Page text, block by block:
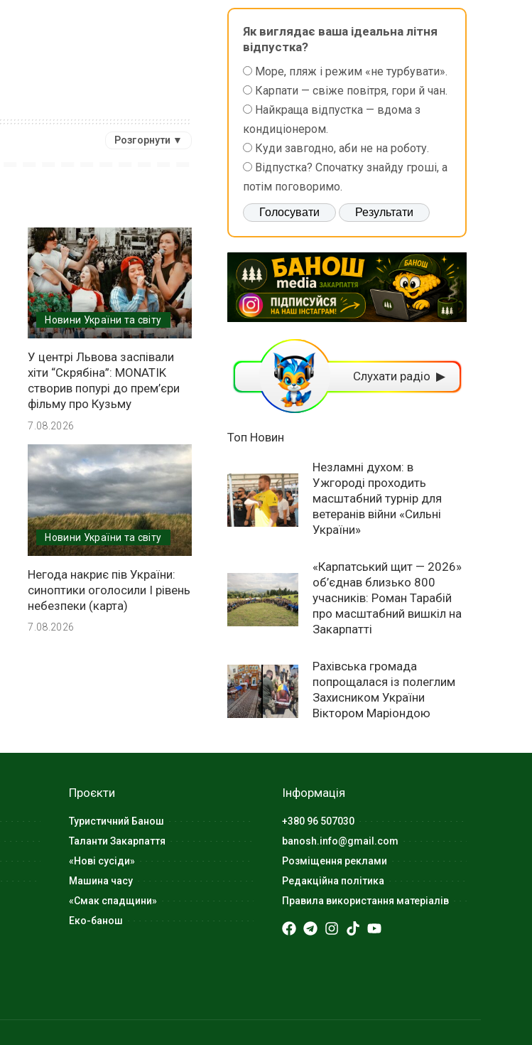
Розгорнути ▼
Новини України та світу
У центрі Львова заспівали
хіти “Скрябіна”: MONATIK
створив попурі до прем’єри
фільму про Кузьму
7.08.2026
Новини України та світу
Негода накриє пів України:
синоптики оголосили І рівень
небезпеки (карта)
7.08.2026
Як виглядає ваша ідеальна літня
відпустка?
Море, пляж і режим «не турбувати».
Карпати — свіже повітря, гори й чан.
Найкраща відпустка — вдома з
кондиціонером.
Куди завгодно, аби не на роботу.
Відпустка? Спочатку знайду гроші, а
потім поговоримо.
Слухати радіо ▶
Топ Новин
Незламні духом: в
Ужгороді проходить
масштабний турнір для
ветеранів війни «Сильні
України»
«Карпатський щит — 2026»
об’єднав близько 800
учасників: Роман Тарабій
про масштабний вишкіл на
Закарпатті
Рахівська громада
попрощалася із полеглим
Захисником України
Віктором Маріондою
Проєкти
Туристичний Банош
Таланти Закарпаття
«Нові сусіди»
Машина часу
«Смак спадщини»
Еко-банош
Інформація
+380 96 507030
banosh.info@gmail.com
Розміщення реклами
Редакційна політика
Правила використання матеріалів